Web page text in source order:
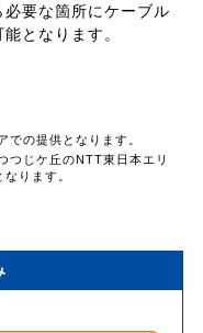
要な箇所にケーブル
となります。
の提供となります。
つじケ丘のNTT東日本エリ
ります。